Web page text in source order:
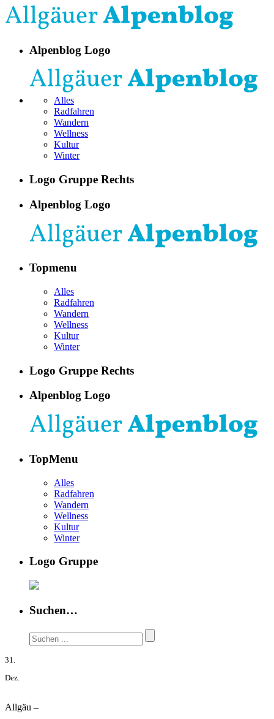
Alpenblog Logo
Alles
Radfahren
Wandern
Wellness
Kultur
Winter
Logo Gruppe Rechts
Alpenblog Logo
Topmenu
Alles
Radfahren
Wandern
Wellness
Kultur
Winter
Logo Gruppe Rechts
Alpenblog Logo
TopMenu
Alles
Radfahren
Wandern
Wellness
Kultur
Winter
Logo Gruppe
Suchen…
31.
Dez.
Allgäu –